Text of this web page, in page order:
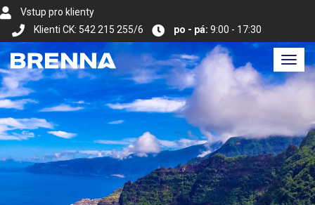
Vstup pro klienty
Klienti CK: 542 215 255/6
po - pá: 9:00 - 17:30